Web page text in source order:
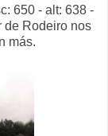
650 - alt: 638 -
de Rodeiro nos
más.